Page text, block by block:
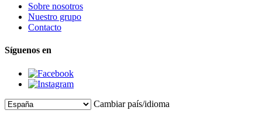
Sobre nosotros
Nuestro grupo
Contacto
Síguenos en
Cambiar país/idioma